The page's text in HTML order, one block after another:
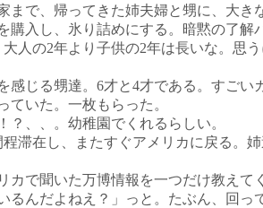
まで、帰ってきた姉夫婦と甥に、大き
購入し、氷り詰めにする。暗黙の了解
人の2年より子供の2年は長いな。思
感じる甥達。6才と4才である。すごい
ていた。一枚もらった。
？、、。幼稚園でくれるらしい。
滞在し、またすぐアメリカに戻る。
カで聞いた万博情報を一つだけ教えて
るんだよねえ？」っと。たぶん、回っ